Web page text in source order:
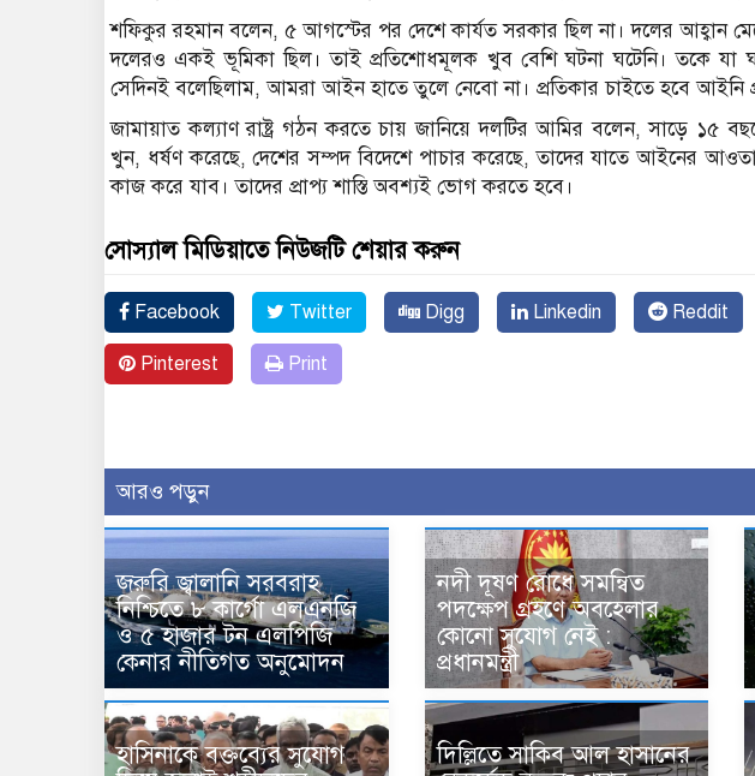
শ‌ফিকুর রহমান ব‌লেন, ৫ আগস্টের পর দেশে কার্যত সরকার ছিল না। দ‌লের আহ্বান মে‌নে
দ‌লেরও একই ভূ‌মিকা ছিল। তাই প্রতি‌শোধমূলক খুব বে‌শি ঘটনা ঘ‌টে‌নি। ত‌কে যা
সেদিনই বলেছিলাম, আমরা আইন হাতে তুলে নেবো না। প্রতিকার চাইতে হবে আইনি
জামায়াত কল্যাণ রাষ্ট্র গঠন করতে চায় জা‌নি‌য়ে দল‌টির আ‌মির ব‌লেন, সাড়ে ১৫
খুন, ধর্ষণ করেছে, দেশের সম্পদ বিদেশে পাচার করেছে, তাদের যাতে আইনের
কাজ করে যাব। তাদের প্রাপ্য শাস্তি অবশ্যই ভোগ করতে হবে।
সোস্যাল মিডিয়াতে নিউজটি শেয়ার করুন
Facebook Twitter Digg Linkedin Reddit
Pinterest Print
আরও পড়ুন
জরুরি জ্বালানি সরবরাহ
নিশ্চিতে ৮ কার্গো এলএনজি
ও ৫ হাজার টন এলপিজি
কেনার নীতিগত অনুমোদন
নদী দূষণ রোধে সমন্বিত
পদক্ষেপ গ্রহণে অবহেলার
কোনো সুযোগ নেই :
প্রধানমন্ত্রী
হাসিনাকে বক্তব্যের সুযোগ
দিল্লিতে সাকিব আল হাসানের